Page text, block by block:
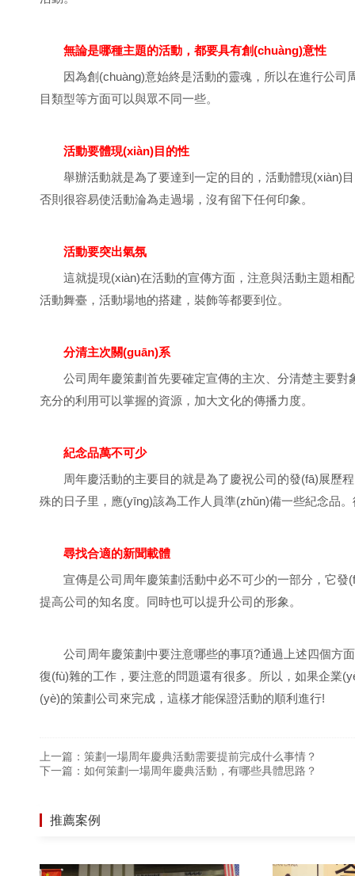
無論是哪種主題的活動，都要具有創(chuàng)意性
因為創(chuàng)意始終是活動的靈魂，所以在進行公
目類型等方面可以與眾不同一些。
活動要體現(xiàn)目的性
舉辦活動就是為了要達到一定的目的，活動體現(xiàn)
否則很容易使活動淪為走過場，沒有留下任何印象。
活動要突出氣氛
這就提現(xiàn)在活動的宣傳方面，注意與活動主題相
活動舞臺，活動場地的搭建，裝飾等都要到位。
分清主次關(guān)系
公司周年慶策劃首先要確定宣傳的主次、分清楚主要對
充分的利用可以掌握的資源，加大文化的傳播力度。
紀念品萬不可少
周年慶活動的主要目的就是為了慶祝公司的發(fā)展歷
殊的日子里，應(yīng)該為工作人員準(zhǔn)備一些紀念品
尋找合適的新聞載體
宣傳是公司周年慶策劃活動中必不可少的一部分，它發
提高公司的知名度。同時也可以提升公司的形象。
公司周年慶策劃中要注意哪些的事項?通過上述四個方
復(fù)雜的工作，要注意的問題還有很多。所以，如果企業
(yè)的策劃公司來完成，這樣才能保證活動的順利進行!
上一篇： 策劃一場周年慶典活動需要提前完成什么事情？
下一篇： 如何策劃一場周年慶典活動，有哪些具體思路？
推薦案例